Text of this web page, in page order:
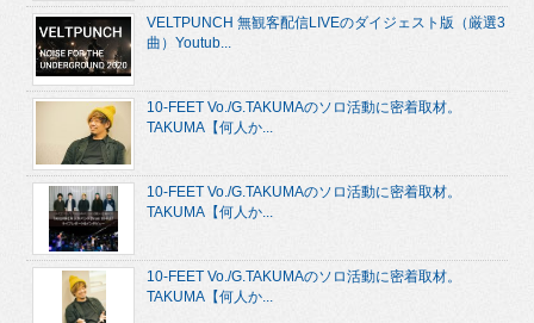
VELTPUNCH 無観客配信LIVEのダイジェスト版（厳選3
曲）Youtub...
10-FEET Vo./G.TAKUMAのソロ活動に密着取材。
TAKUMA【何人か...
10-FEET Vo./G.TAKUMAのソロ活動に密着取材。
TAKUMA【何人か...
10-FEET Vo./G.TAKUMAのソロ活動に密着取材。
TAKUMA【何人か...